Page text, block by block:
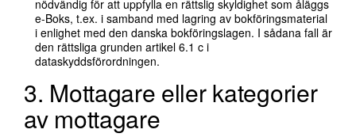
nödvändig för att uppfylla en rättslig skyldighet som åläggs
e-Boks, t.ex. i samband med lagring av bokföringsmaterial
i enlighet med den danska bokföringslagen. I sådana fall är
den rättsliga grunden artikel 6.1 c i
dataskyddsförordningen.
3. Mottagare eller kategorier
av mottagare